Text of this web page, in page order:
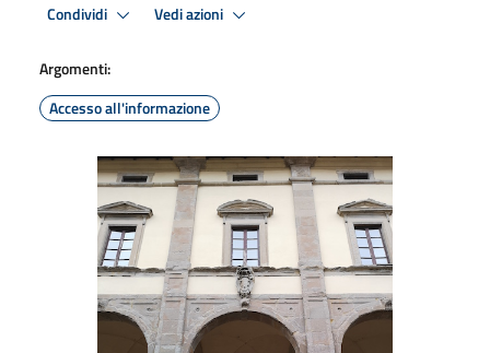
Condividi Vedi azioni
Argomenti:
Accesso all'informazione